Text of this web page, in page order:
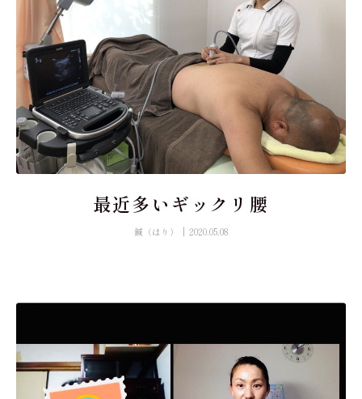
最近多いギックリ腰
鍼（はり） 2020.05.08